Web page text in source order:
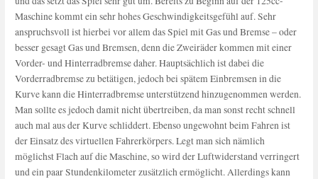
Maschine kommt ein sehr hohes Geschwindigkeitsgefühl auf. Sehr
anspruchsvoll ist hierbei vor allem das Spiel mit Gas und Bremse – oder
besser gesagt Gas und Bremsen, denn die Zweiräder kommen mit einer
Vorder- und Hinterradbremse daher. Hauptsächlich ist dabei die
Vorderradbremse zu betätigen, jedoch bei spätem Einbremsen in die
Kurve kann die Hinterradbremse unterstützend hinzugenommen werden.
Man sollte es jedoch damit nicht übertreiben, da man sonst recht schnell
auch mal aus der Kurve schliddert. Ebenso ungewohnt beim Fahren ist
der Einsatz des virtuellen Fahrerkörpers. Legt man sich nämlich
möglichst Flach auf die Maschine, so wird der Luftwiderstand verringert
und ein paar Stundenkilometer zusätzlich ermöglicht. Allerdings kann